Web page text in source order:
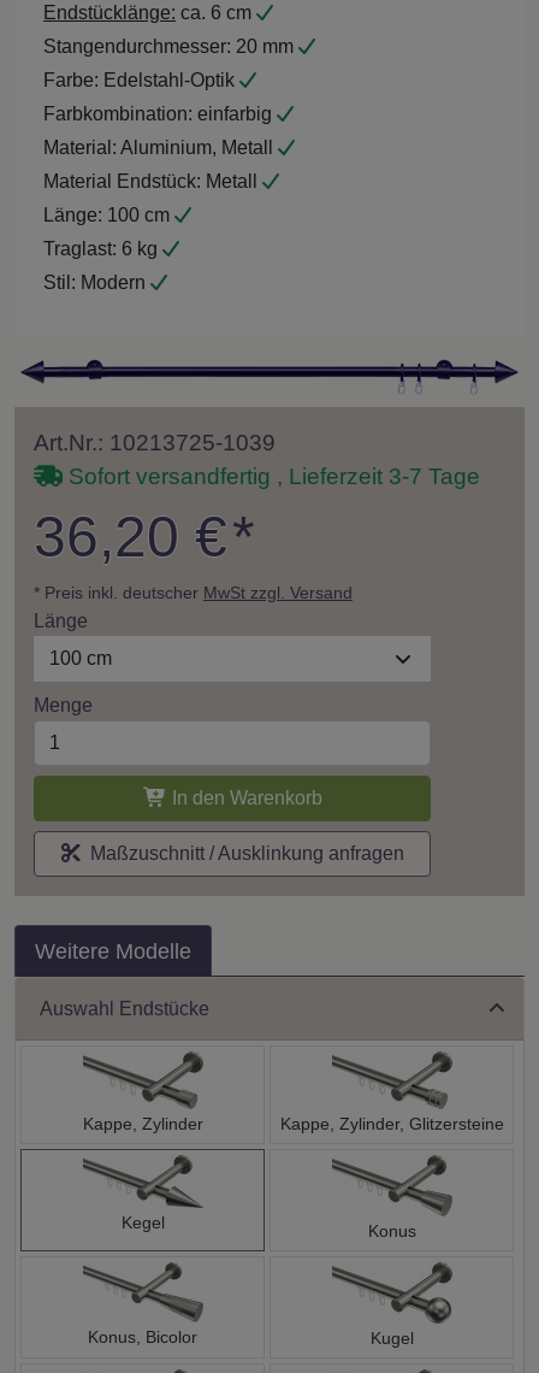
Endstücklänge: ca. 6 cm
Stangendurchmesser: 20 mm
Farbe: Edelstahl-Optik
Farbkombination: einfarbig
Material: Aluminium, Metall
Material Endstück: Metall
Länge: 100 cm
Traglast: 6 kg
Stil: Modern
Art.Nr.: 10213725-1039
Sofort versandfertig , Lieferzeit 3-7 Tage
36,20 €*
* Preis inkl. deutscher MwSt zzgl. Versand
Länge
100 cm
Menge
In den Warenkorb
Maßzuschnitt / Ausklinkung anfragen
Weitere Modelle
Auswahl Endstücke
Kappe, Zylinder Kappe, Zylinder, Glitzersteine
Kegel Konus
Konus, Bicolor Kugel